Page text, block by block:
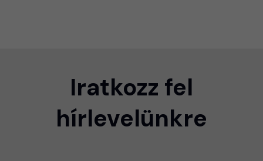
Iratkozz fel
hírlevelünkre